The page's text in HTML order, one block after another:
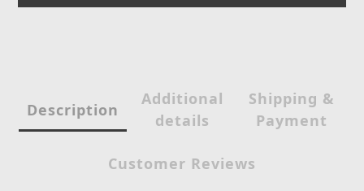
Description
Additional
details
Shipping &
Payment
Customer Reviews